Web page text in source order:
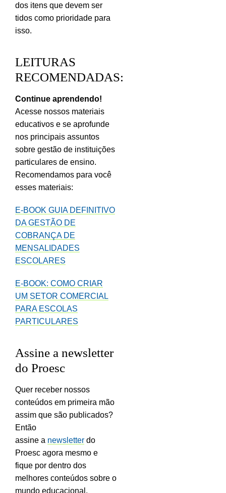
dos itens que devem ser
tidos como prioridade para
isso.
LEITURAS
RECOMENDADAS:
Continue aprendendo!
Acesse nossos materiais
educativos e se aprofunde
nos principais assuntos
sobre gestão de instituições
particulares de ensino.
Recomendamos para você
esses materiais:
E-BOOK GUIA DEFINITIVO
DA GESTÃO DE
COBRANÇA DE
MENSALIDADES
ESCOLARES
E-BOOK: COMO CRIAR
UM SETOR COMERCIAL
PARA ESCOLAS
PARTICULARES
Assine a newsletter
do Proesc
Quer receber nossos
conteúdos em primeira mão
assim que são publicados?
Então
assine a newsletter do
Proesc agora mesmo e
fique por dentro dos
melhores conteúdos sobre o
mundo educacional.